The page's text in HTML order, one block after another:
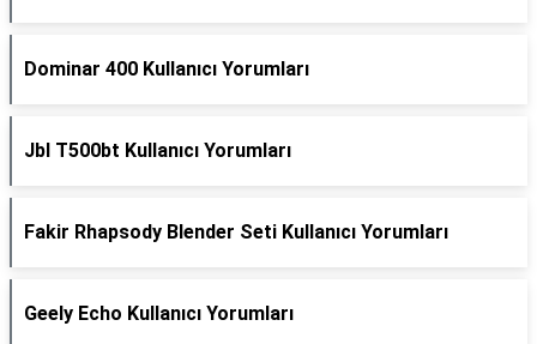
Dominar 400 Kullanıcı Yorumları
Jbl T500bt Kullanıcı Yorumları
Fakir Rhapsody Blender Seti Kullanıcı Yorumları
Geely Echo Kullanıcı Yorumları